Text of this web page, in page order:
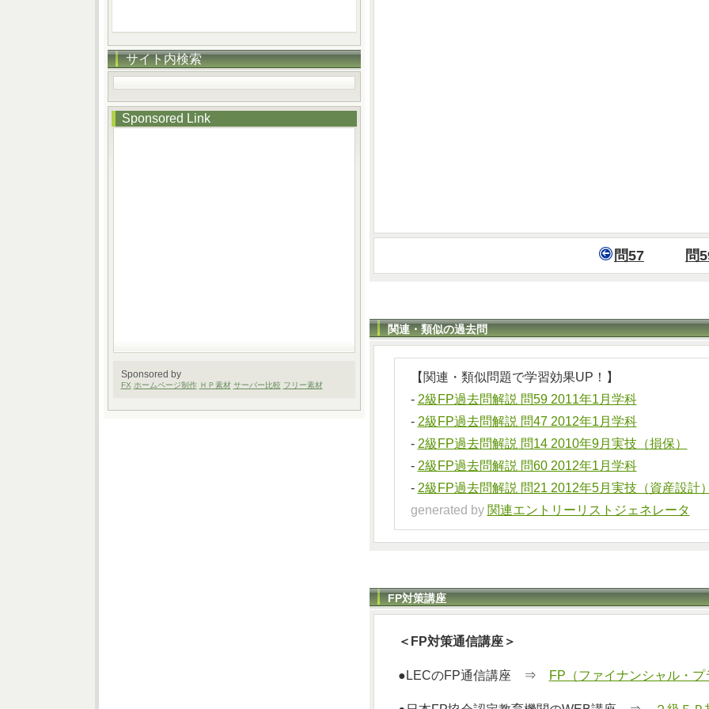
問57 問
関連・類似の過去問
【関連・類似問題で学習効果UP！】
- 2級FP過去問解説 問59 2011年1月学科
- 2級FP過去問解説 問47 2012年1月学科
- 2級FP過去問解説 問14 2010年9月実技（損保）
- 2級FP過去問解説 問60 2012年1月学科
- 2級FP過去問解説 問21 2012年5月実技（資産設計
generated by 関連エントリーリストジェネレータ
FP対策講座
＜FP対策通信講座＞
●LECのFP通信講座 ⇒ FP（ファイナンシャル・
サイト内検索
Sponsored Link
Sponsored by
FX ホームページ制作 ＨＰ素材 サーバー比較 フリー素材